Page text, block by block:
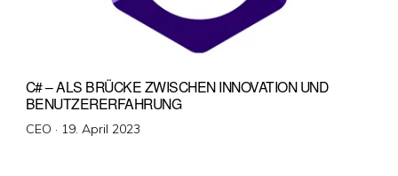
C# – ALS BRÜCKE ZWISCHEN INNOVATION UND
BENUTZERERFAHRUNG
CEO · Veröffentlicht
19. April 2023